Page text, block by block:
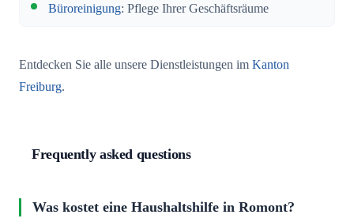
Büroreinigung: Pflege Ihrer Geschäftsräume
Entdecken Sie alle unsere Dienstleistungen im Kanton
Freiburg.
Frequently asked questions
Was kostet eine Haushaltshilfe in Romont?